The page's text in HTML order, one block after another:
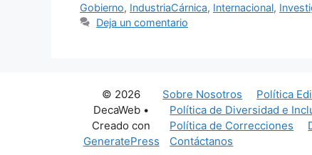
Gobierno, IndustriaCárnica, Internacional,
Deja un comentario
Sobre Nosotros Política
Política de Diversidad e
Política de Correcciones
Contáctanos
© 2026
DecaWeb •
Creado con
GeneratePress